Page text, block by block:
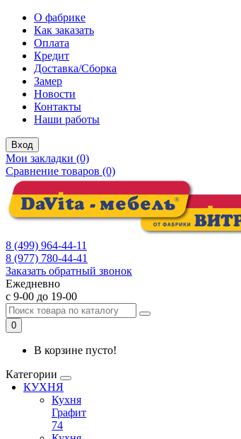
О фабрике
Как заказать
Оплата
Кредит
Доставка/Сборка
Замер
Новости
Контакты
Наши работы
Вход
Мои закладки (0)
Сравнение товаров (0)
8 (499) 964-44-11
8 (977) 780-44-41
Заказать обратный звонок
Ежедневно
с 9-00 до 19-00
0
В корзине пусто!
Категории
КУХНЯ
Кухня
Графит
74